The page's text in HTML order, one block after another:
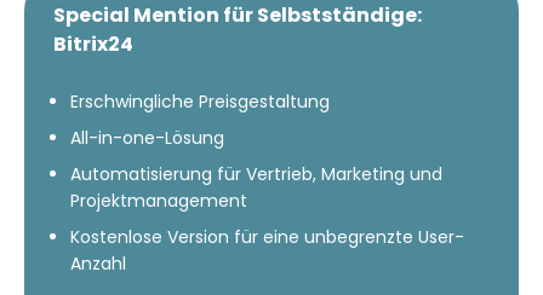
Special Mention für Selbstständige:
Bitrix24
Erschwingliche Preisgestaltung
All-in-one-Lösung
Automatisierung für Vertrieb, Marketing und
Projektmanagement
Kostenlose Version für eine unbegrenzte User-
Anzahl